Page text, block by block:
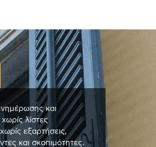
και
λίστες
εξαρτήσεις,
και σκοπιμότητες.